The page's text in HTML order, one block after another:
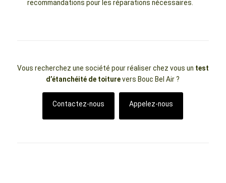
recommandations pour les réparations nécessaires.
Vous recherchez une société pour réaliser chez vous un test
d’étanchéité de toiturevers Bouc Bel Air ?
Contactez-nous Appelez-nous